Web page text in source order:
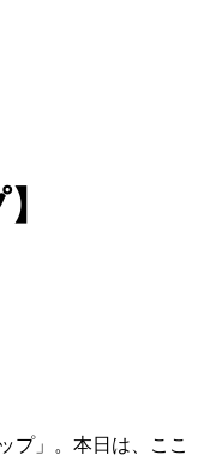
プ」。本日は、ここ